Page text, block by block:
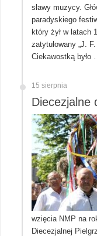
sławy muzycy.
paradyskiego
który żył w latach
zatytułowany „J.
Ciekawostką było …
15 sierpnia
Diecezjalne
wzięcia NMP na
Diecezjalnej